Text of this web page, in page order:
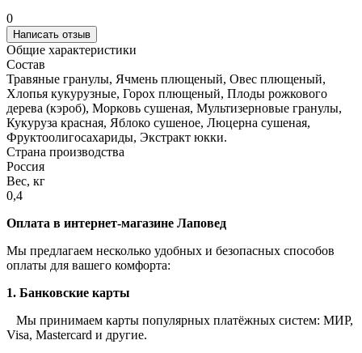
0
Написать отзыв
Общие характеристики
Состав
Травяные гранулы, Ячмень плющеный, Овес плющеный,
Хлопья кукурузные, Горох плющеный, Плоды рожкового
дерева (кэроб), Морковь сушеная, Мультизерновые гранулы,
Кукуруза красная, Яблоко сушеное, Люцерна сушеная,
Фруктоолигосахариды, Экстракт юкки.
Страна производства
Россия
Вес, кг
0,4
Оплата в интернет-магазине Лаповед
Мы предлагаем несколько удобных и безопасных способов
оплаты для вашего комфорта:
1. Банковские карты
Мы принимаем карты популярных платёжных систем: МИР,
Visa, Mastercard и другие.